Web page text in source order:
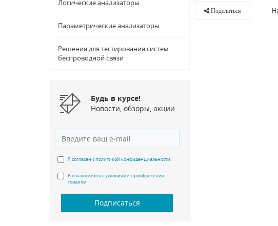
Логические анализаторы
Параметрические анализаторы
Решения для тестирования систем
беспроводной связи
Будь в курсе!
Новости, обзоры, акции
Я согласен с политикой конфиденциальности
Я ознакомился с условиями приобретения
товаров
Подписаться
Поделиться